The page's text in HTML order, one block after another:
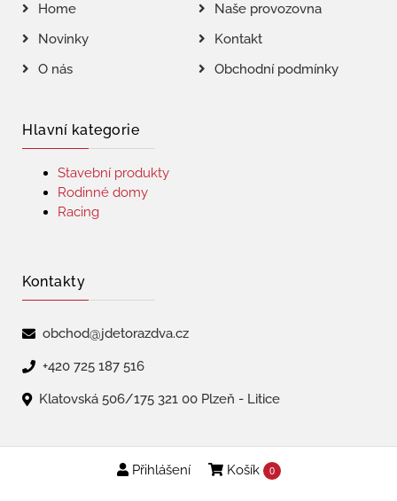
Přihlášení Košík 0
Home
Naše provozovna
Novinky
Kontakt
O nás
Obchodní podmínky
Hlavní kategorie
Stavební produkty
Rodinné domy
Racing
Kontakty
obchod@jdetorazdva.cz
+420 725 187 516
Klatovská 506/175 321 00 Plzeň - Litice
Copyright © 2026 | jdetorazdva